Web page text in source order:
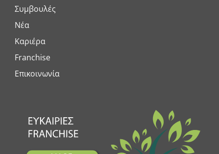
Συμβουλές
Νέα
Καριέρα
Franchise
Επικοινωνία